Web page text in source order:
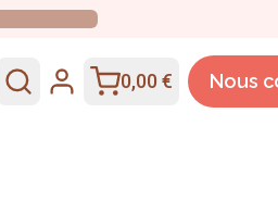
0,00 € Nous